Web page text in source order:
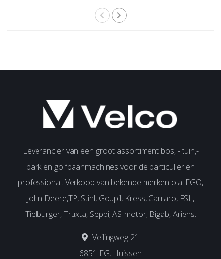
Leverancier van een groot assortiment bos, - tuin,-
park en golfbaanmachines voor de particulier en
professional. Verkoop van bekende merken o.a. EGO,
John Deere,TP, Stihl, Goupil, Kress, Carraro, FSI ,
Tielburger, Truxta, Seppi, AS-motor, Bigab, Ariens.
Veilingweg 21
6851 EG, Huissen